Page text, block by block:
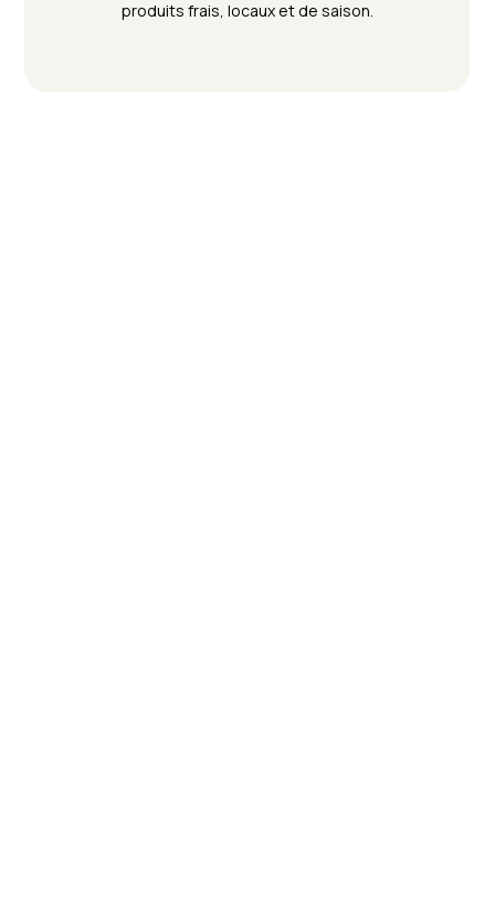
produits frais, locaux et de saison.